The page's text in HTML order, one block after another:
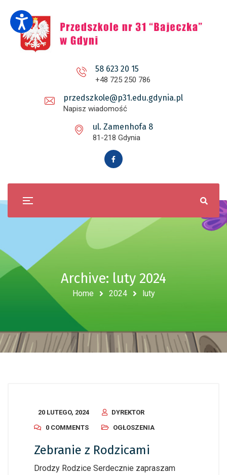
58 623 20 15
+48 725 250 786
przedszkole@p31.edu.gdynia.pl
Napisz wiadomość
ul. Zamenhofa 8
81-218 Gdynia
Archive: luty 2024
Home 2024 luty
20 LUTEGO, 2024
DYREKTOR
0 COMMENTS
OGŁOSZENIA
Zebranie z Rodzicami
Drodzy Rodzice Serdecznie zapraszam